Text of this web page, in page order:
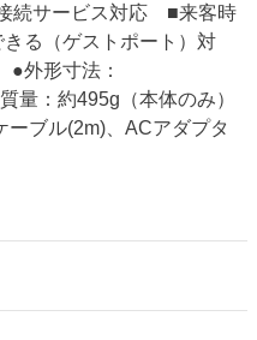
続サービス対応 ■来客時
る（ゲストポート）対
外形寸法：
量：約495g（本体のみ）
ブル(2m)、ACアダプタ